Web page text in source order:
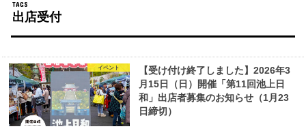
出店受付
イベント
【受け付け終了しました】2026年3
月15日（日）開催「第11回池上日
和」出店者募集のお知らせ（1月23
日締切）